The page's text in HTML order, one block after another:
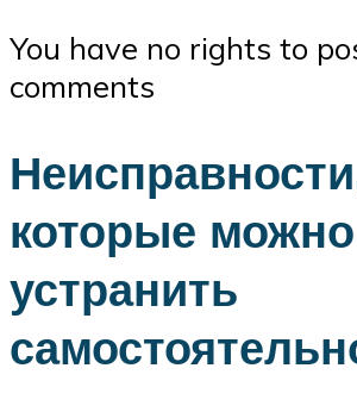
You have no rights to
comments
которые можно
устранить